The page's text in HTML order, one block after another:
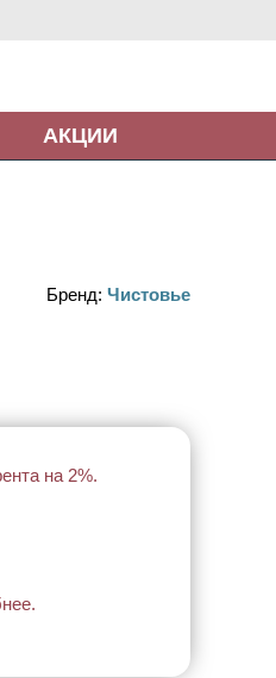
АКЦИИ
Бренд: Чистовье
на 2%.